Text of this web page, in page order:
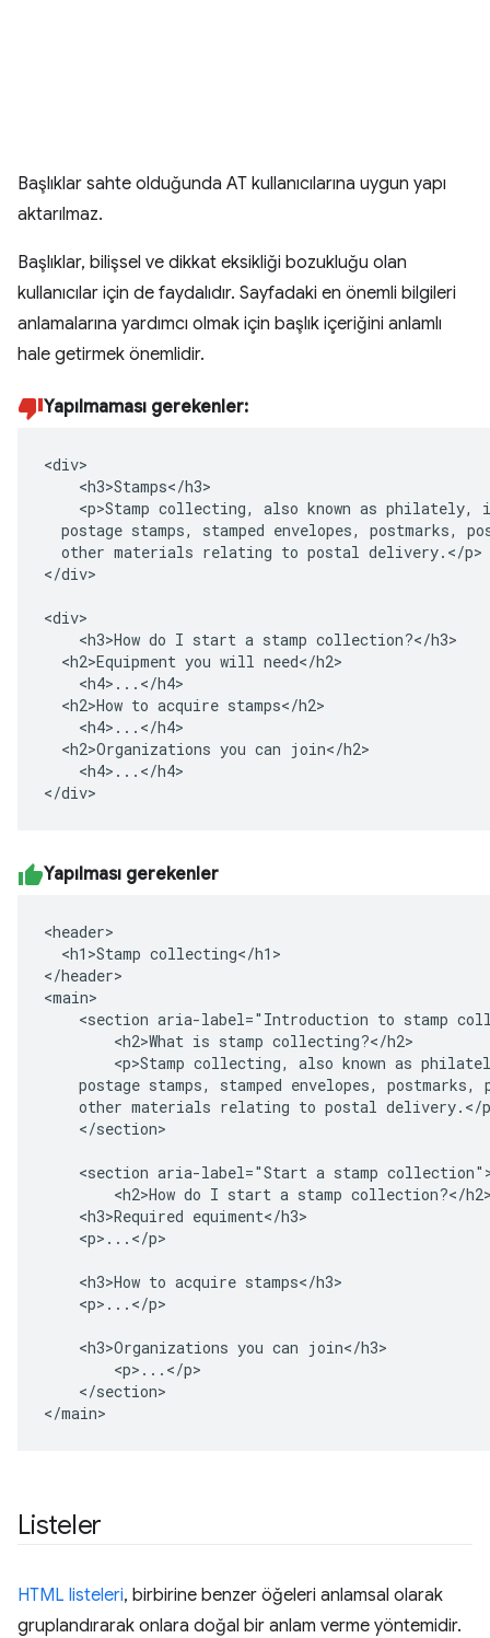
Başlıklar sahte olduğunda AT kullanıcılarına uygun yapı
aktarılmaz.
Başlıklar, bilişsel ve dikkat eksikliği bozukluğu olan
kullanıcılar için de faydalıdır. Sayfadaki en önemli bilgileri
anlamalarına yardımcı olmak için başlık içeriğini anlamlı
hale getirmek önemlidir.
Yapılmaması gerekenler:
<div>
    <h3>Stamps</h3>
<p>Stamp collecting, also known as philately,
postage stamps, stamped envelopes, postmarks,
  other materials relating to postal delivery.</p>
</div>
<div>
    <h3>How do I start a stamp collection?</h3>
  <h2>Equipment you will need</h2>
    <h4>...</h4>
  <h2>How to acquire stamps</h2>
    <h4>...</h4>
  <h2>Organizations you can join</h2>
    <h4>...</h4>
</div>
Yapılması gerekenler
<header>
  <h1>Stamp collecting</h1>
</header>
<main>
<section aria-label="Introduction to stamp
        <h2>What is stamp collecting?</h2>
<p>Stamp collecting, also known as
postage stamps, stamped envelopes, postmarks,
other materials relating to postal delivery.</
    </section>
<section aria-label="Start a stamp
<h2>How do I start a stamp collection?</
    <h3>Required equiment</h3>
    <p>...</p>
    <h3>How to acquire stamps</h3>
    <p>...</p>
    <h3>Organizations you can join</h3>
        <p>...</p>
    </section>
</main>
Listeler
HTML listeleri, birbirine benzer öğeleri anlamsal olarak
gruplandırarak onlara doğal bir anlam verme yöntemidir.